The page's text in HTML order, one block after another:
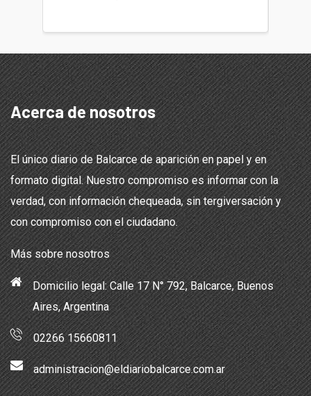
Acerca de nosotros
El único diario de Balcarce de aparición en papel y en
formato digital. Nuestro compromiso es informar con la
verdad, con información chequeada, sin tergiversación y
con compromiso con el ciudadano.
Más sobre nosotros
Domicilio legal: Calle 17 N° 792, Balcarce, Buenos
Aires, Argentina
02266 15660811
administracion@eldiariobalcarce.com.ar